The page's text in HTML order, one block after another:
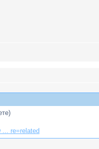
... re=related